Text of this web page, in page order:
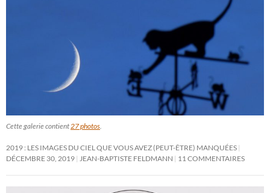
Cette galerie contient 27 photos
2019 : LES IMAGES DU CIEL QUE VOUS AVEZ (PEUT-ÊTRE) MANQUÉES
DÉCEMBRE 30, 2019
JEAN-BAPTISTE FELDMANN 11 COMMENTAIRES